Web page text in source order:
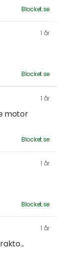
Blocket.se
1 år
Blocket.se
1 år
motor
Blocket.se
1 år
Blocket.se
1 år